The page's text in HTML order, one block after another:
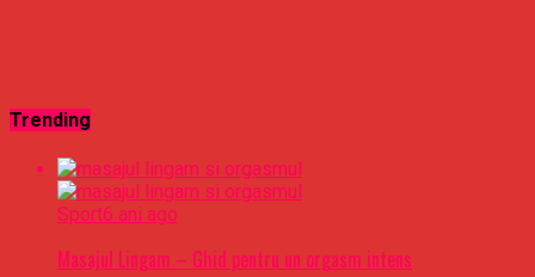
Trending
Sport6 ani ago
Masajul Lingam – Ghid pentru un orgasm intens